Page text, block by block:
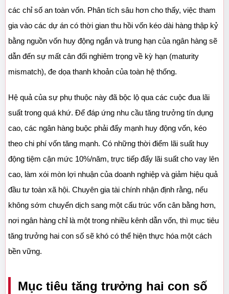
các chỉ số an toàn vốn. Phân tích sâu hơn cho thấy, việc tham
gia vào các dự án có thời gian thu hồi vốn kéo dài hàng thập kỷ
bằng nguồn vốn huy động ngắn và trung hạn của ngân hàng sẽ
dẫn đến sự mất cân đối nghiêm trọng về kỳ hạn (maturity
mismatch), đe dọa thanh khoản của toàn hệ thống.
Hệ quả của sự phụ thuộc này đã bộc lộ qua các cuộc đua lãi
suất trong quá khứ. Để đáp ứng nhu cầu tăng trưởng tín dụng
cao, các ngân hàng buộc phải đẩy mạnh huy động vốn, kéo
theo chi phí vốn tăng mạnh. Có những thời điểm lãi suất huy
động tiệm cận mức 10%/năm, trực tiếp đẩy lãi suất cho vay lên
cao, làm xói mòn lợi nhuận của doanh nghiệp và giảm hiệu quả
đầu tư toàn xã hội. Chuyên gia tài chính nhận định rằng, nếu
không sớm chuyển dịch sang một cấu trúc vốn cân bằng hơn,
nơi ngân hàng chỉ là một trong nhiều kênh dẫn vốn, thì mục tiêu
tăng trưởng hai con số sẽ khó có thể hiện thực hóa một cách
bền vững.
Mục tiêu tăng trưởng hai con số